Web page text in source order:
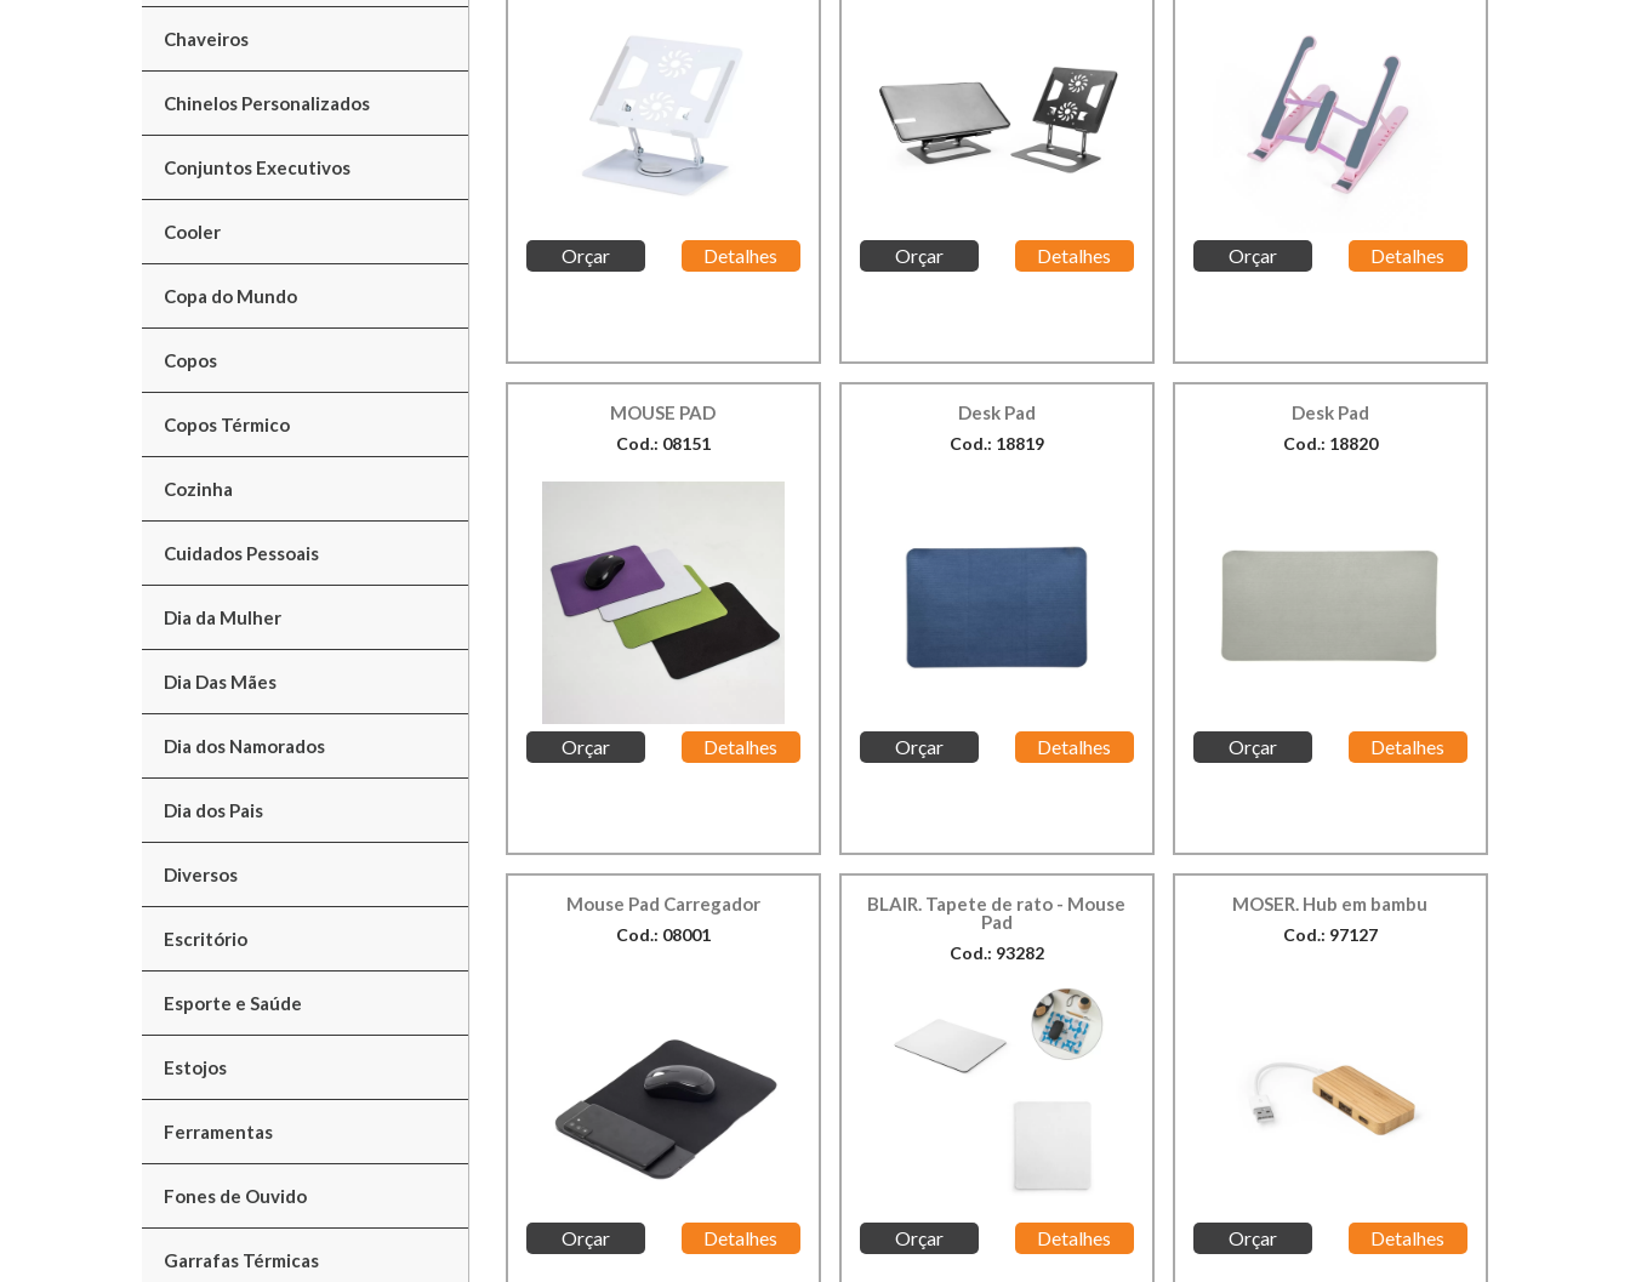
Chaveiros
Chinelos Personalizados
Conjuntos Executivos
Cooler
Copa do Mundo
Copos
Copos Térmico
Cozinha
Cuidados Pessoais
Dia da Mulher
Dia Das Mães
Dia dos Namorados
Dia dos Pais
Diversos
Escritório
Esporte e Saúde
Estojos
Ferramentas
Fones de Ouvido
Garrafas Térmicas
Orçar Detalhes Orçar Detalhes Orçar Detalhes
MOUSE PAD
Cod.: 08151
Orçar Detalhes
Desk Pad
Cod.: 18819
Orçar Detalhes
Desk Pad
Cod.: 18820
Orçar Detalhes
Mouse Pad Carregador
Cod.: 08001
Orçar Detalhes
BLAIR. Tapete de rato - Mouse
Pad
Cod.: 93282
Orçar Detalhes
MOSER. Hub em bambu
Cod.: 97127
Orçar Detalhes